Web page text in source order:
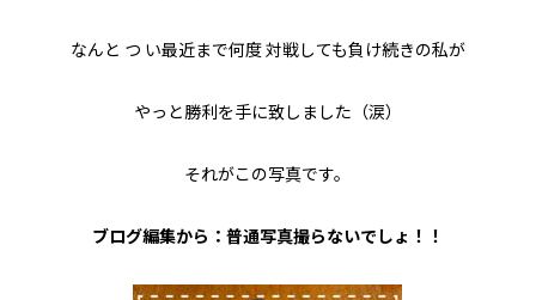
なんと つ い最近まで何度 対戦しても負け続きの私が
やっと勝利を手に致しました（涙）
それがこの写真です。
ブログ編集から：普通写真撮らないでしょ！！